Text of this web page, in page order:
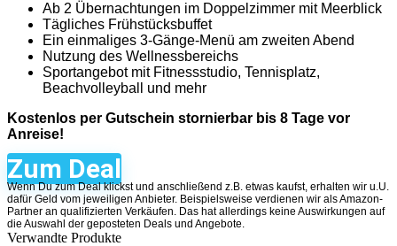
Ab 2 Übernachtungen im Doppelzimmer mit Meerblick
Tägliches Frühstücksbuffet
Ein einmaliges 3-Gänge-Menü am zweiten Abend
Nutzung des Wellnessbereichs
Sportangebot mit Fitnessstudio, Tennisplatz,
Beachvolleyball und mehr
Kostenlos per Gutschein stornierbar bis 8 Tage vor
Anreise!
Zum Deal
Wenn Du zum Deal klickst und anschließend z.B. etwas kaufst, erhalten wir u.U.
dafür Geld vom jeweiligen Anbieter. Beispielsweise verdienen wir als Amazon-
Partner an qualifizierten Verkäufen. Das hat allerdings keine Auswirkungen auf
die Auswahl der geposteten Deals und Angebote.
Verwandte Produkte